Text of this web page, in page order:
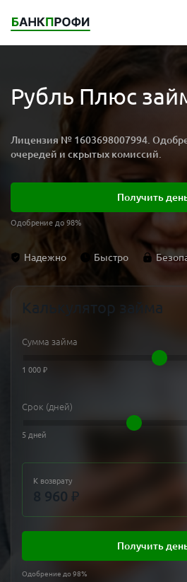
Рубль Плюс
Лицензия № 1603698007994.
очередей и скрытых комиссий.
Получить
Одобрение до 98%
Надежно Быстро
Калькулятор займа
Сумма займа
1 000 ₽
Срок (дней)
5 дней
К возврату
8 960 ₽
Получить
Одобрение до 98%